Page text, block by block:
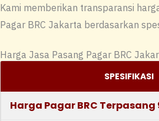
Kami memberikan transparansi
Pagar BRC Jakarta berdasarkan
Harga Jasa Pasang Pagar BRC
SPESIFIKASI
Harga Pagar BRC Terpasang